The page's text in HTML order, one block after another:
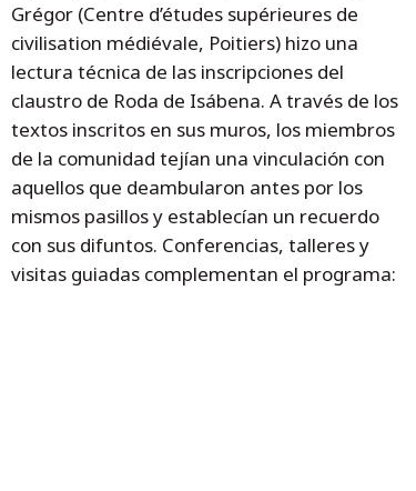
Grégor (Centre d’études supérieures de
civilisation médiévale, Poitiers) hizo una
lectura técnica de las inscripciones del
claustro de Roda de Isábena. A través de los
textos inscritos en sus muros, los miembros
de la comunidad tejían una vinculación con
aquellos que deambularon antes por los
mismos pasillos y establecían un recuerdo
con sus difuntos. Conferencias, talleres y
visitas guiadas complementan el programa: